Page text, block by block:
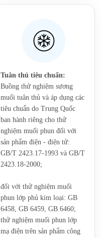
Tuân thủ tiêu chuẩn:‌
Buồng thử nghiệm sương
muối tuân thủ và áp dụng các
tiêu chuẩn do Trung Quốc
ban hành riêng cho thử
nghiệm muối phun đối với
sản phẩm điện - điện tử:
‌GB/T 2423.17-1993‌ và ‌GB/T
2423.18-2000‌;
đối với thử nghiệm muối
phun lớp phủ kim loại: ‌GB
6458, GB 6459, GB 6460‌;
thử nghiệm muối phun lớp
mạ điện trên sản phẩm công